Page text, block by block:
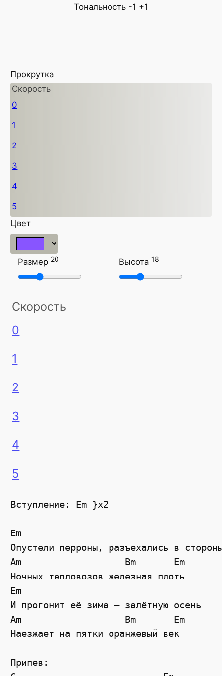
Тональность -1 +1
Прокрутка
Скорость
0
1
2
3
4
5
Цвет
Размер 20 Высота18
Скорость
0
1
2
3
4
5
Вступление: Em }x2
Em
Опустели перроны, разъехались в
Am                   Bm       Em
Ночных тепловозов железная плоть
Em
И прогонит её зима – залётную осень
Am                   Bm       Em
Наезжает на пятки оранжевый век
Припев: